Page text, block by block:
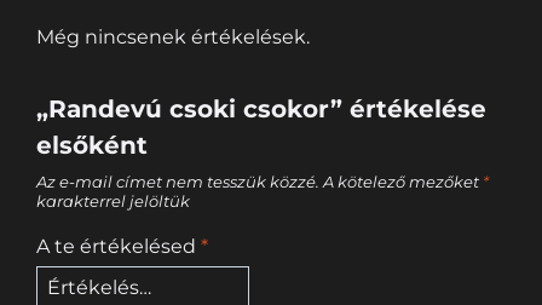
Még nincsenek értékelések.
„Randevú csoki csokor” értékelése
elsőként
Az e-mail címet nem tesszük közzé. A kötelező mezőket *
karakterrel jelöltük
A te értékelésed *